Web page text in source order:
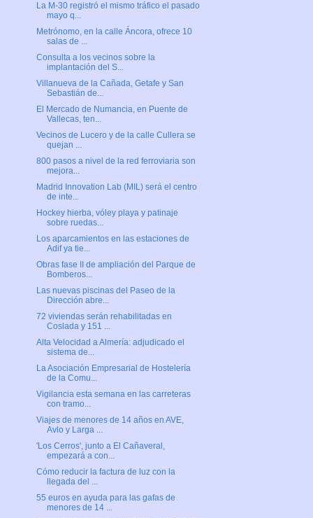
La M-30 registró el mismo tráfico el pasado
mayo q...
Metrónomo, en la calle Áncora, ofrece 10
salas de ...
Consulta a los vecinos sobre la
implantación del S...
Villanueva de la Cañada, Getafe y San
Sebastián de...
El Mercado de Numancia, en Puente de
Vallecas, ten...
Vecinos de Lucero y de la calle Cullera se
quejan ...
800 pasos a nivel de la red ferroviaria son
mejora...
Madrid Innovation Lab (MIL) será el centro
de inte...
Hockey hierba, vóley playa y patinaje
sobre ruedas...
Los aparcamientos en las estaciones de
Adif ya tie...
Obras fase II de ampliación del Parque de
Bomberos...
Las nuevas piscinas del Paseo de la
Dirección abre...
72 viviendas serán rehabilitadas en
Coslada y 151 ...
Alta Velocidad a Almería: adjudicado el
sistema de...
La Asociación Empresarial de Hostelería
de la Comu...
Vigilancia esta semana en las carreteras
con tramo...
Viajes de menores de 14 años en AVE,
Avlo y Larga ...
'Los Cerros', junto a El Cañaveral,
empezará a con...
Cómo reducir la factura de luz con la
llegada del ...
55 euros en ayuda para las gafas de
menores de 14 ...